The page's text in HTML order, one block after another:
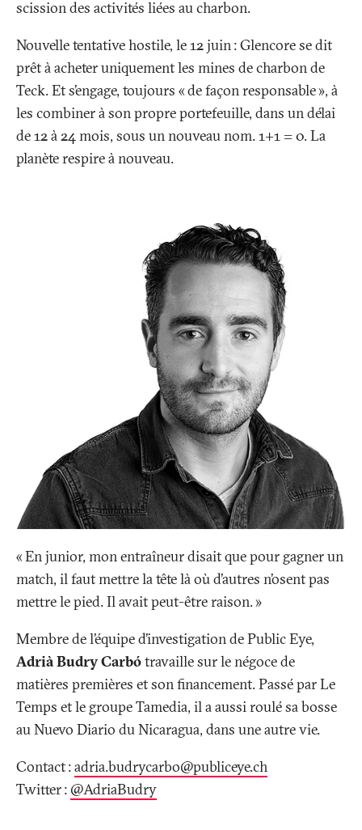
scission des activités liées au charbon.
Nouvelle tentative hostile, le 12 juin : Glencore se dit
prêt à acheter uniquement les mines de charbon de
Teck. Et s’engage, toujours «de façon responsable», à
les combiner à son propre portefeuille, dans un délai
de 12 à 24 mois, sous un nouveau nom. 1+1 = 0. La
planète respire à nouveau.
«En junior, mon entraîneur disait que pour gagner un
match, il faut mettre la tête là où d’autres n’osent pas
mettre le pied. Il avait peut-être raison.»
Membre de l’équipe d’investigation de Public Eye,
Adrià Budry Carbótravaille sur le négoce de
matières premières et son financement. Passé par Le
Temps et le groupe Tamedia, il a aussi roulé sa bosse
au Nuevo Diario du Nicaragua, dans une autre vie.
Contact:adria.budrycarbo@publiceye.ch
Twitter: @AdriaBudry